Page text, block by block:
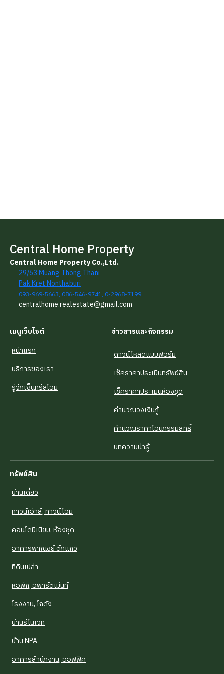
Central Home Property
Central Home Property Co.,Ltd.
29/63 Muang Thong Thani
Pak Kret Nonthaburi
093-969-5663, 086-546-9741, 0-2968-7199
centralhome.realestate@gmail.com
เมนูเว็บไซต์
หน้าแรก
บริการของเรา
รู้จักเซ็นทรัลโฮม
ข่าวสารและกิจกรรม
ดาวน์โหลดแบบฟอร์ม
เช็คราคาประเมินทรัพย์สิน
เช็คราคาประเมินห้องชุด
คำนวณวงเงินกู้
คำนวณราคาโอนกรรมสิทธิ์
บทความน่ารู้
ทรัพย์สิน
บ้านเดี่ยว
ทาวน์เฮ้าส์, ทาวน์โฮม
คอนโดมิเนียม, ห้องชุด
อาคารพาณิชย์ ตึกแถว
ที่ดินเปล่า
หอพัก, อพาร์ตเม้นท์
โรงงาน, โกดัง
บ้านรีโนเวท
บ้าน NPA
อาคารสำนักงาน, ออฟฟิศ